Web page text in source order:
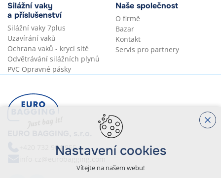
+420 732 904 955
Silážní vaky
a příslušenství
Silážní vaky 7plus
Uzavírání vaků
Ochrana vaků - krycí sítě
Odvětrávání silážních plynů
PVC Opravné pásky
Naše společnost
O firmě
Bazar
Kontakt
Servis pro partnery
Nastavení cookies
Vítejte na našem webu!